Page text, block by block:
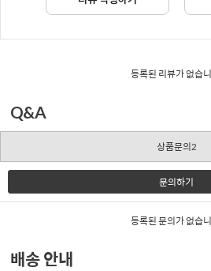
등록된 리뷰가 없습
Q&A
상품문의2
문의하기
등록된 문의가 없습
배송 안내